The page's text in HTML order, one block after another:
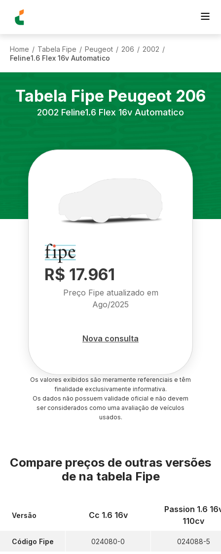
Home / Tabela Fipe / Peugeot / 206 / 2002 /
Feline1.6 Flex 16v Automatico
Tabela Fipe Peugeot 206
2002 Feline1.6 Flex 16v Automatico
R$ 17.961
Preço Fipe atualizado em
Ago/2025
Nova consulta
Os valores exibidos são meramente referenciais e têm
finalidade exclusivamente informativa.
Os dados não possuem validade oficial e não devem
ser considerados como uma avaliação de veículos
usados.
Compare preços de outras versões
de na tabela Fipe
Versão
Código Fipe
Cc 1.6 16v
024080-0
Passion 1.6
110cv
024088-5